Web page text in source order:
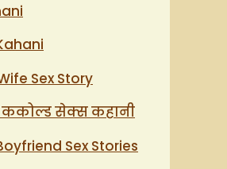
Sex Story
ककोल्ड सेक्स कहानी
Sex Stories